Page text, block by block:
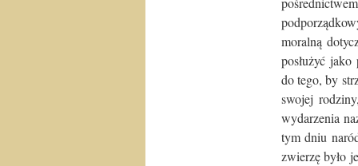
moralną
posłużyć
do tego, by
swojej
wydarzenia
tym dniu
zwierzę było